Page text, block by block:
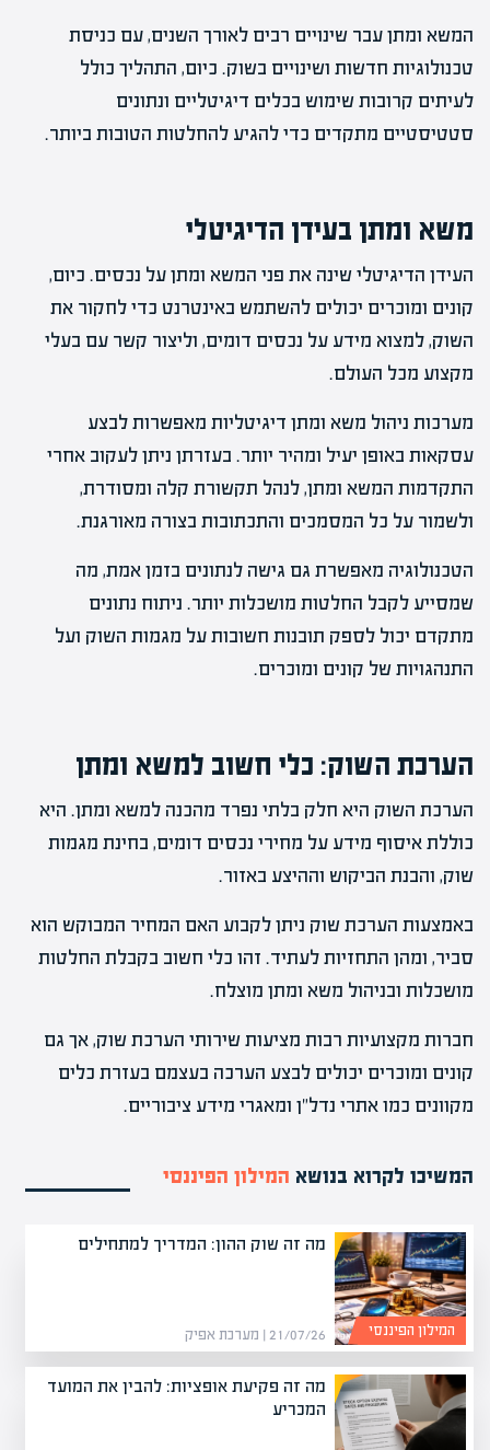
המשא ומתן עבר שינויים רבים לאורך השנים, עם כניסת
טכנולוגיות חדשות ושינויים בשוק. כיום, התהליך כולל
לעיתים קרובות שימוש בכלים דיגיטליים ונתונים
סטטיסטיים מתקדים כדי להגיע להחלטות הטובות ביותר.
משא ומתן בעידן הדיגיטלי
העידן הדיגיטלי שינה את פני המשא ומתן על נכסים. כיום,
קונים ומוכרים יכולים להשתמש באינטרנט כדי לחקור את
השוק, למצוא מידע על נכסים דומים, וליצור קשר עם בעלי
מקצוע מכל העולם.
מערכות ניהול משא ומתן דיגיטליות מאפשרות לבצע
עסקאות באופן יעיל ומהיר יותר. בעזרתן ניתן לעקוב אחרי
התקדמות המשא ומתן, לנהל תקשורת קלה ומסודרת,
ולשמור על כל המסמכים והתכתובות בצורה מאורגנת.
הטכנולוגיה מאפשרת גם גישה לנתונים בזמן אמת, מה
שמסייע לקבל החלטות מושכלות יותר. ניתוח נתונים
מתקדם יכול לספק תובנות חשובות על מגמות השוק ועל
התנהגויות של קונים ומוכרים.
הערכת השוק: כלי חשוב למשא ומתן
הערכת השוק היא חלק בלתי נפרד מהכנה למשא ומתן. היא
כוללת איסוף מידע על מחירי נכסים דומים, בחינת מגמות
שוק, והבנת הביקוש וההיצע באזור.
באמצעות הערכת שוק ניתן לקבוע האם המחיר המבוקש הוא
סביר, ומהן התחזיות לעתיד. זהו כלי חשוב בקבלת החלטות
מושכלות ובניהול משא ומתן מוצלח.
חברות מקצועיות רבות מציעות שירותי הערכת שוק, אך גם
קונים ומוכרים יכולים לבצע הערכה בעצמם בעזרת כלים
מקוונים כמו אתרי נדל"ן ומאגרי מידע ציבוריים.
המשיכו לקרוא בנושא המילון הפיננסי
מה זה שוק ההון: המדריך למתחילים
21/07/26 | מערכת אפיק המילון הפיננסי
מה זה פקיעת אופציות: להבין את המועד
המכריע